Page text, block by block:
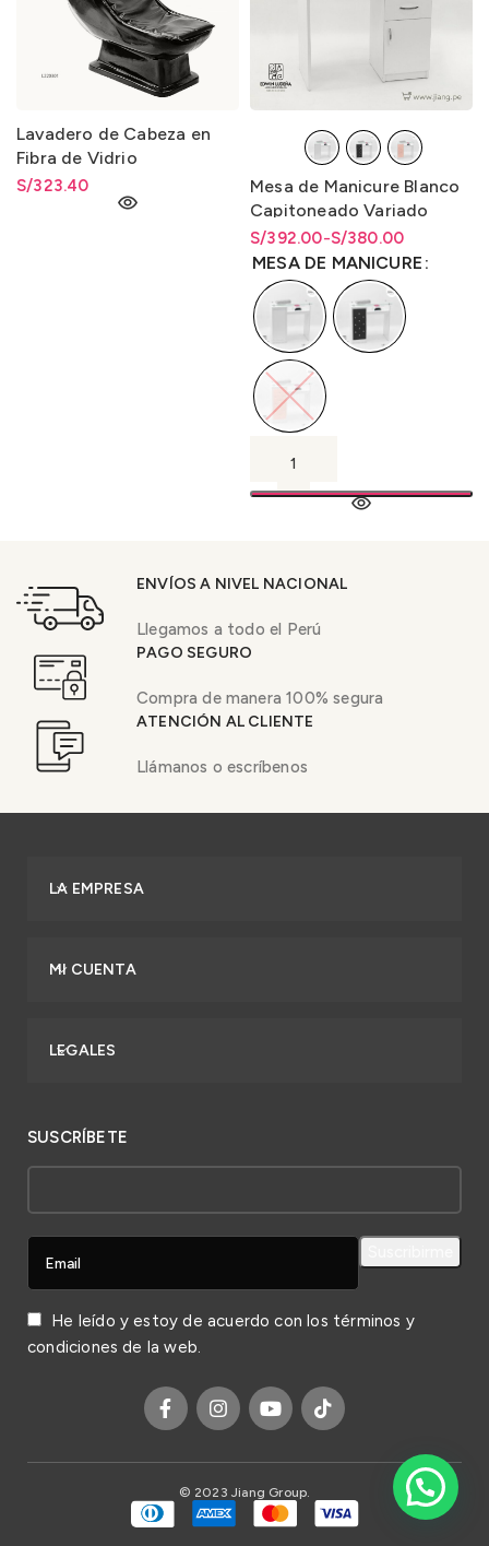
Lavadero de Cabeza en
Fibra de Vidrio
S/323.40
Mesa de Manicure Blanco
Capitoneado Variado
S/380.00
-
S/392.00
Rango de precios: desde
S/380.00 hasta S/392.00
Rango de precios: desde
S/380.00hastaS/ 392.00
MESA DE MANICURE
ENVÍOS A NIVEL NACIONAL
Llegamos a todo el Perú
PAGO SEGURO
Compra de manera 100% segura
ATENCIÓN AL CLIENTE
Llámanos o escríbenos
LA EMPRESA
MI CUENTA
LEGALES
SUSCRÍBETE
He leído y estoy de acuerdo con los términos y
condiciones de la web.
© 2023 Jiang Group.